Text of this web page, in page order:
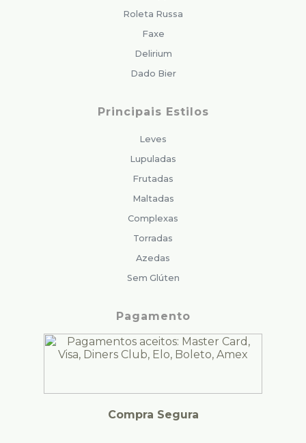
Roleta Russa
Faxe
Delirium
Dado Bier
Principais Estilos
Leves
Lupuladas
Frutadas
Maltadas
Complexas
Torradas
Azedas
Sem Glúten
Pagamento
Compra Segura